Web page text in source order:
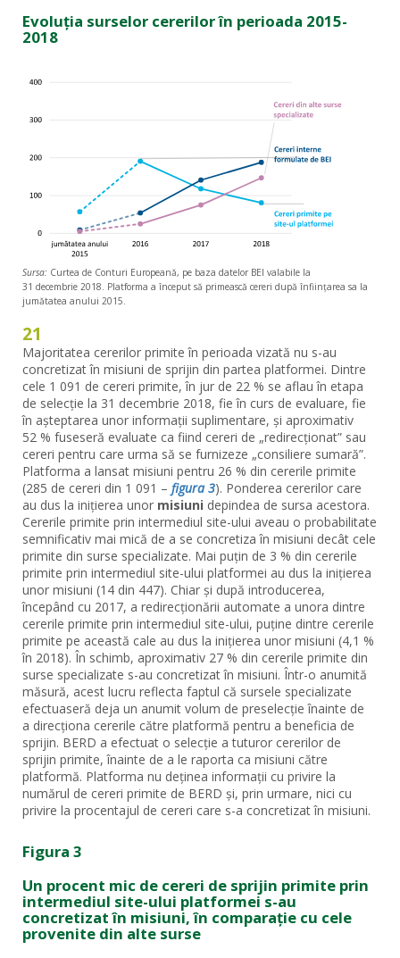
Evoluția surselor cererilor în perioada 2015-
2018
Sursa: Curtea de Conturi Europeană, pe baza datelor BEI valabile la
31 decembrie 2018. Platforma a început să primească cereri după înființarea sa la
jumătatea anului 2015.
21
Majoritatea cererilor primite în perioada vizată nu s-au
concretizat în misiuni de sprijin din partea platformei. Dintre
cele 1 091 de cereri primite, în jur de 22 % se aflau în etapa
de selecție la 31 decembrie 2018, fie în curs de evaluare, fie
în așteptarea unor informații suplimentare, și aproximativ
52 % fuseseră evaluate ca fiind cereri de „redirecționat” sau
cereri pentru care urma să se furnizeze „consiliere sumară”.
Platforma a lansat misiuni pentru 26 % din cererile primite
(285 de cereri din 1 091 – figura 3). Ponderea cererilor care
au dus la inițierea unor misiuni depindea de sursa acestora.
Cererile primite prin intermediul site-ului aveau o probabilitate
semnificativ mai mică de a se concretiza în misiuni decât cele
primite din surse specializate. Mai puțin de 3 % din cererile
primite prin intermediul site-ului platformei au dus la inițierea
unor misiuni (14 din 447). Chiar și după introducerea,
începând cu 2017, a redirecționării automate a unora dintre
cererile primite prin intermediul site-ului, puține dintre cererile
primite pe această cale au dus la inițierea unor misiuni (4,1 %
în 2018). În schimb, aproximativ 27 % din cererile primite din
surse specializate s-au concretizat în misiuni. Într-o anumită
măsură, acest lucru reflecta faptul că sursele specializate
efectuaseră deja un anumit volum de preselecție înainte de
a direcționa cererile către platformă pentru a beneficia de
sprijin. BERD a efectuat o selecție a tuturor cererilor de
sprijin primite, înainte de a le raporta ca misiuni către
platformă. Platforma nu deținea informații cu privire la
numărul de cereri primite de BERD și, prin urmare, nici cu
privire la procentajul de cereri care s-a concretizat în misiuni.
Figura 3
Un procent mic de cereri de sprijin primite prin
intermediul site-ului platformei s-au
concretizat în misiuni, în comparație cu cele
provenite din alte surse